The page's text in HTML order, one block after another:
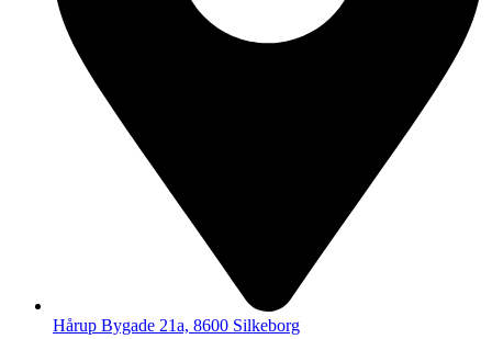
Hårup Bygade 21a, 8600 Silkeborg